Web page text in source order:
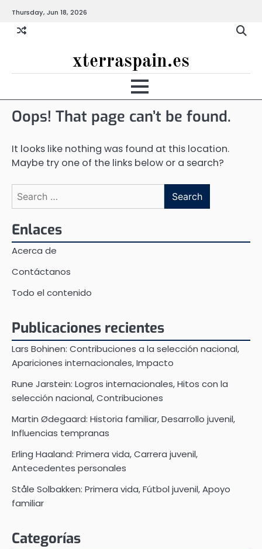
content
Thursday, Jun 18, 2026
xterraspain.es
Oops! That page can’t be found.
It looks like nothing was found at this location.
Maybe try one of the links below or a search?
Search
for:
Enlaces
Acerca de
Contáctanos
Todo el contenido
Publicaciones recientes
Lars Bohinen: Contribuciones a la selección nacional,
Apariciones internacionales, Impacto
Rune Jarstein: Logros internacionales, Hitos con la
selección nacional, Contribuciones
Martin Ødegaard: Historia familiar, Desarrollo juvenil,
Influencias tempranas
Erling Haaland: Primera vida, Carrera juvenil,
Antecedentes personales
Ståle Solbakken: Primera vida, Fútbol juvenil, Apoyo
familiar
Categorías